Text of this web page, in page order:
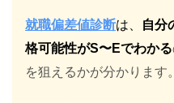
就職偏差値診断は、
自分
格可能性がS〜Eでわかる
を狙えるかが分かります。